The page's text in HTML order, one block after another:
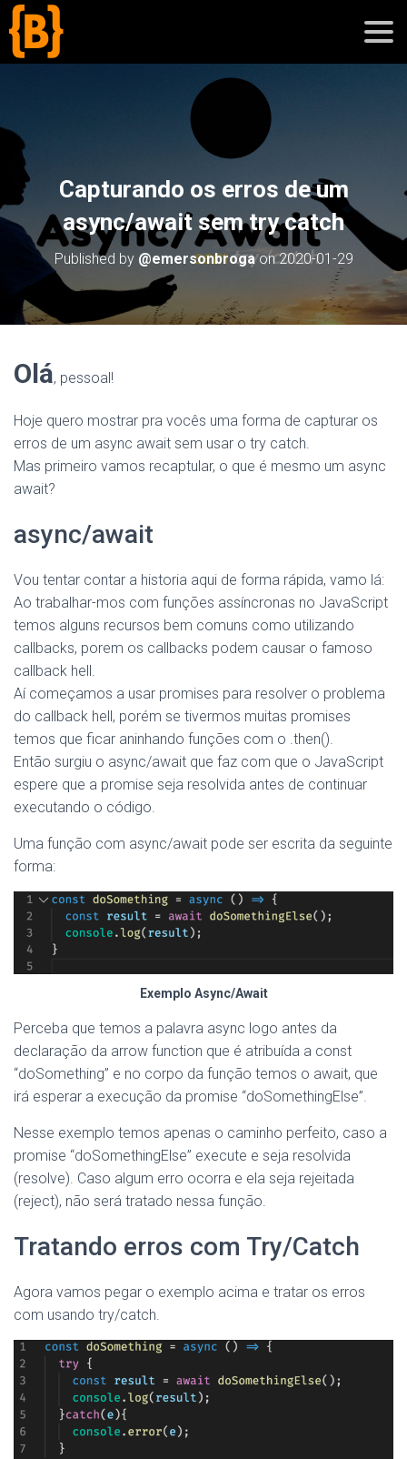
sobre
cursos
Capturando os erros de um
async/await sem try catch
Published by @emersonbrogaon2020-01-29
Olá, pessoal!
Hoje quero mostrar pra vocês uma forma de capturar os
erros de um async await sem usar o try catch.
Mas primeiro vamos recaptular, o que é mesmo um async
await?
async/await
Vou tentar contar a historia aqui de forma rápida, vamo lá:
Ao trabalhar-mos com funções assíncronas no JavaScript
temos alguns recursos bem comuns como utilizando
callbacks, porem os callbacks podem causar o famoso
callback hell.
Aí começamos a usar promises para resolver o problema
do callback hell, porém se tivermos muitas promises
temos que ficar aninhando funções com o .then().
Então surgiu o async/await que faz com que o JavaScript
espere que a promise seja resolvida antes de continuar
executando o código.
Uma função com async/await pode ser escrita da seguinte
forma:
Exemplo Async/Await
Perceba que temos a palavra async logo antes da
declaração da arrow function que é atribuída a const
“doSomething” e no corpo da função temos o await, que
irá esperar a execução da promise “doSomethingElse”.
Nesse exemplo temos apenas o caminho perfeito, caso a
promise “doSomethingElse” execute e seja resolvida
(resolve). Caso algum erro ocorra e ela seja rejeitada
(reject), não será tratado nessa função.
Tratando erros com Try/Catch
Agora vamos pegar o exemplo acima e tratar os erros
com usando try/catch.